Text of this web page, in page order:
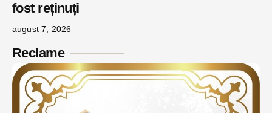
fost reținuți
august 7, 2026
Reclame